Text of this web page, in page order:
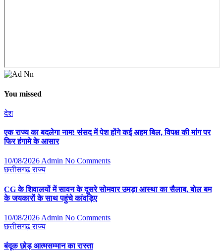
You missed
देश
एक राज्य का बदलेगा नाम! संसद में पेश होंगे कई अहम बिल, विपक्ष की मांग पर
फिर हंगामे के आसार
10/08/2026Admin No Comments
छत्तीसगढ़राज्य
CG के शिवालयों में सावन के दूसरे सोमवार उमड़ा आस्था का सैलाब, बोल बम
के जयकारों के साथ पहुंचे कांवड़िए
10/08/2026 Admin No Comments
छत्तीसगढ़राज्य
​बंदूक छोड़ आत्मसम्मान का रास्ता